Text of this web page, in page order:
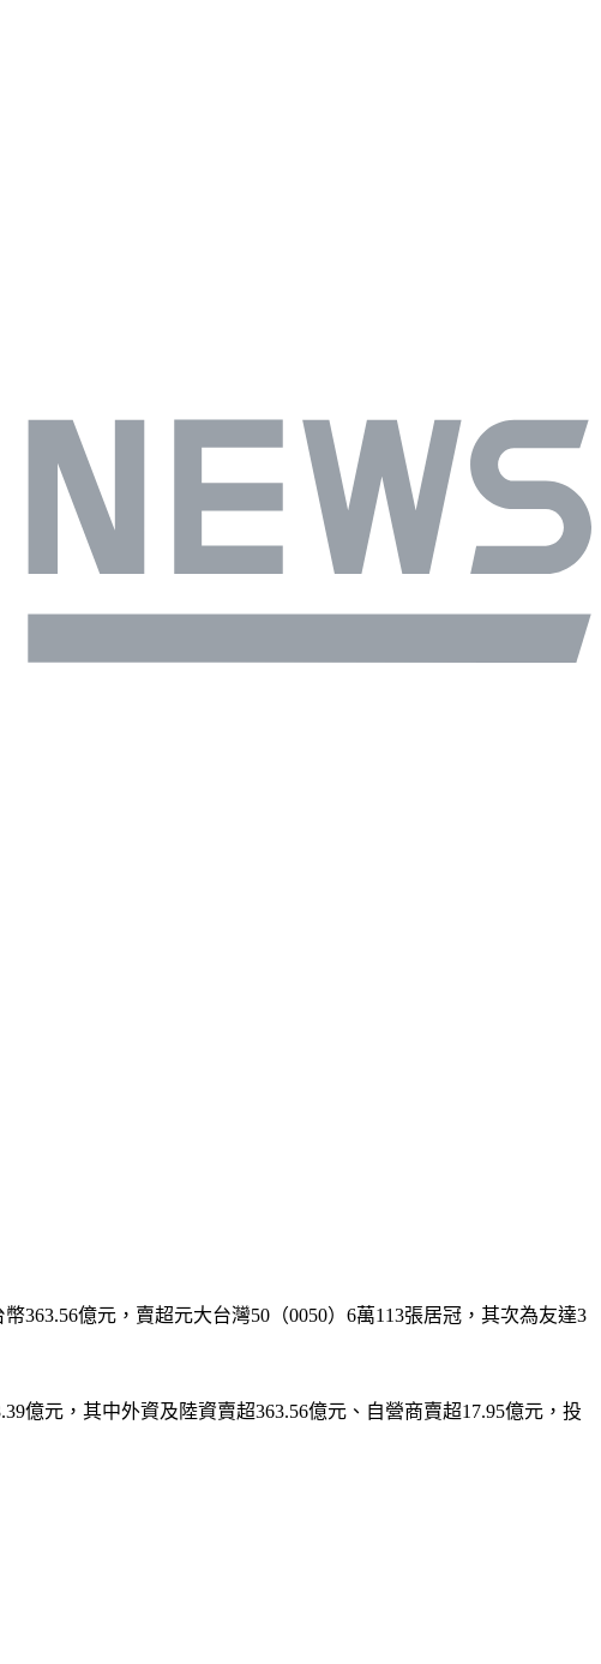
363.56億元，賣超元大台灣50（0050）6萬113張居冠，其次為友達3
億元，其中外資及陸資賣超363.56億元、自營商賣超17.95億元，投